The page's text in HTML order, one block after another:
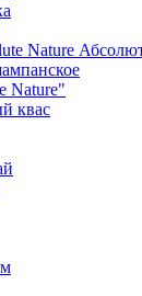
Nature"
квас